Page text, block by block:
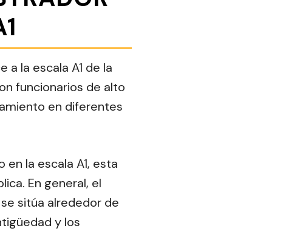
a la escala A1 de la
funcionarios de alto
en diferentes
la escala A1, esta
En general, el
sitúa alrededor de
y los